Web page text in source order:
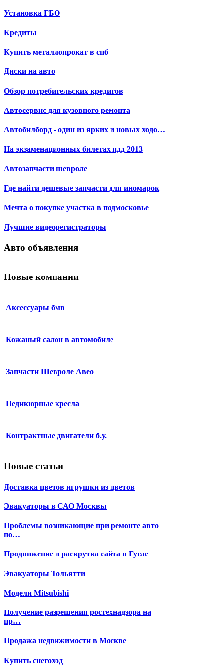
Установка ГБО
Кредиты
Купить металлопрокат в спб
Диски на авто
Обзор потребительских кредитов
Автосервис для кузовного ремонта
Автобилборд - один из ярких и новых ходо…
На экзаменационных билетах пдд 2013
Автозапчасти шевроле
Где найти дешевые запчасти для иномарок
Мечта о покупке участка в подмосковье
Лучшие видеорегистраторы
Авто объявления
Новые компании
Аксессуары бмв
Кожаный салон в автомобиле
Запчасти Шевроле Авео
Педикюрные кресла
Контрактные двигатели б.у.
Новые статьи
Доставка цветов игрушки из цветов
Эвакуаторы в САО Москвы
Проблемы возникающие при ремонте авто
по…
Продвижение и раскрутка сайта в Гугле
Эвакуаторы Тольятти
Модели Mitsubishi
Получение разрешения ростехнадзора на
пр…
Продажа недвижимости в Москве
Купить снегоход